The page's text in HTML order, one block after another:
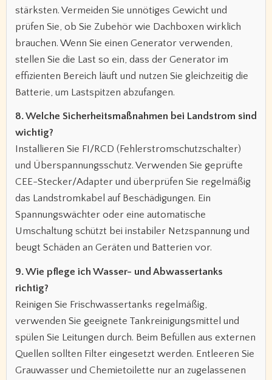
stärksten. Vermeiden Sie unnötiges Gewicht und
prüfen Sie, ob Sie Zubehör wie Dachboxen wirklich
brauchen. Wenn Sie einen Generator verwenden,
stellen Sie die Last so ein, dass der Generator im
effizienten Bereich läuft und nutzen Sie gleichzeitig die
Batterie, um Lastspitzen abzufangen.
8. Welche Sicherheitsmaßnahmen bei Landstrom sind
wichtig?
Installieren Sie FI/RCD (Fehlerstromschutzschalter)
und Überspannungsschutz. Verwenden Sie geprüfte
CEE-Stecker/Adapter und überprüfen Sie regelmäßig
das Landstromkabel auf Beschädigungen. Ein
Spannungswächter oder eine automatische
Umschaltung schützt bei instabiler Netzspannung und
beugt Schäden an Geräten und Batterien vor.
9. Wie pflege ich Wasser- und Abwassertanks
richtig?
Reinigen Sie Frischwassertanks regelmäßig,
verwenden Sie geeignete Tankreinigungsmittel und
spülen Sie Leitungen durch. Beim Befüllen aus externen
Quellen sollten Filter eingesetzt werden. Entleeren Sie
Grauwasser und Chemietoilette nur an zugelassenen